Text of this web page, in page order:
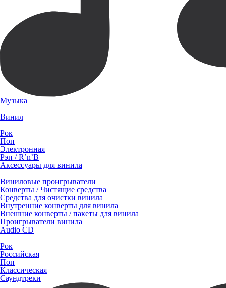
Музыка
Винил
Рок
Поп
Электронная
Рэп / R’n’B
Аксессуары для винила
Виниловые проигрыватели
Конверты / Чистящие средства
Средства для очистки винила
Внутренние конверты для винила
Внешние конверты / пакеты для винила
Проигрыватели винила
Audio CD
Рок
Российская
Поп
Классическая
Саундтреки